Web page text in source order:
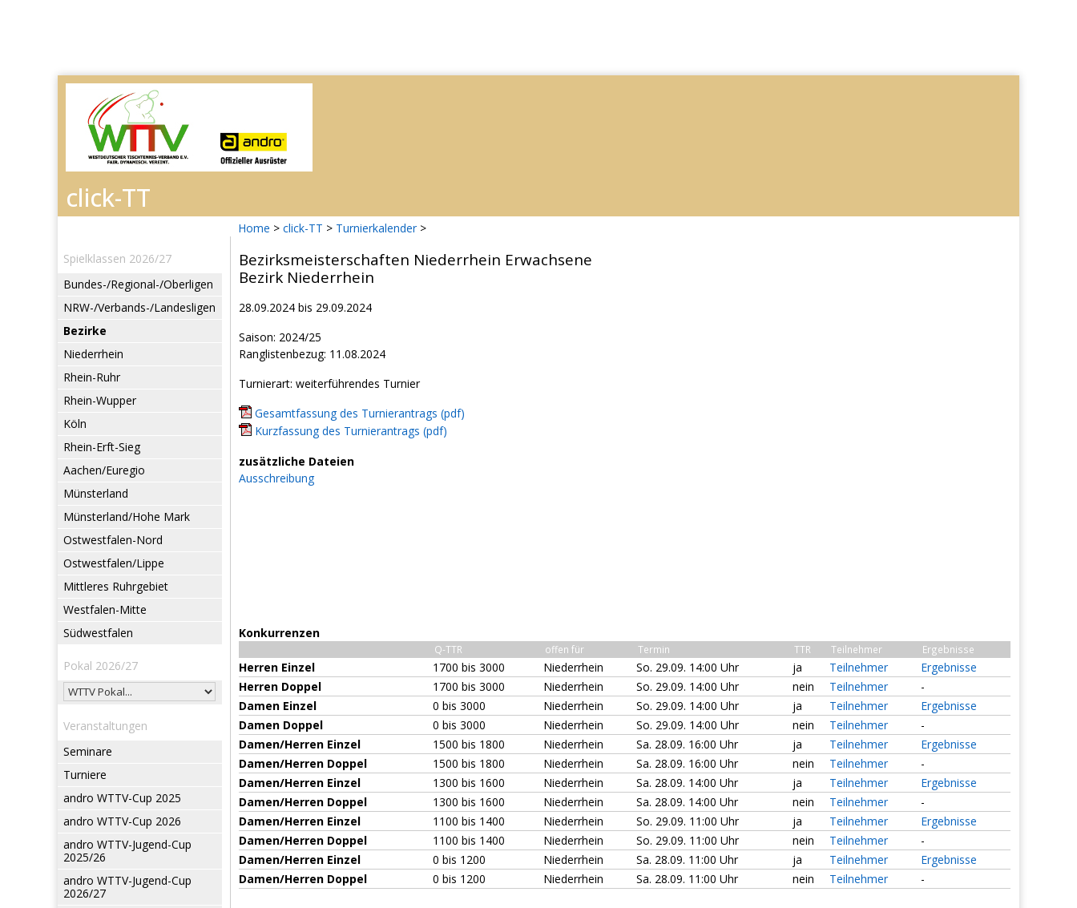
Home > click-TT > Turnierkalender >
Spielklassen 2026/27
Bundes-/Regional-/Oberligen
NRW-/Verbands-/Landesligen
Bezirke
Niederrhein
Rhein-Ruhr
Rhein-Wupper
Köln
Rhein-Erft-Sieg
Aachen/Euregio
Münsterland
Münsterland/Hohe Mark
Ostwestfalen-Nord
Ostwestfalen/Lippe
Mittleres Ruhrgebiet
Westfalen-Mitte
Südwestfalen
Pokal 2026/27
Veranstaltungen
Seminare
Turniere
andro WTTV-Cup 2025
andro WTTV-Cup 2026
andro WTTV-Jugend-Cup
2025/26
andro WTTV-Jugend-Cup
2026/27
Bezirksmeisterschaften Niederrhein Erwachsene
Bezirk Niederrhein
28.09.2024 bis 29.09.2024
Saison: 2024/25
Ranglistenbezug: 11.08.2024
Turnierart: weiterführendes Turnier
Gesamtfassung des Turnierantrags (pdf)
Kurzfassung des Turnierantrags (pdf)
zusätzliche Dateien
Ausschreibung
Konkurrenzen
Q-TTR offen für Termin TTR Teilnehmer Ergebnisse
Herren Einzel 1700 bis 3000 Niederrhein So. 29.09. 14:00 Uhr ja Teilnehmer
Ergebnisse
Herren Doppel
1700 bis 3000 Niederrhein So. 29.09. 14:00 Uhr nein Teilnehmer
-
Damen Einzel
0 bis 3000 Niederrhein So. 29.09. 14:00 Uhr ja Teilnehmer
Ergebnisse
Damen Doppel
0 bis 3000 Niederrhein So. 29.09. 14:00 Uhr nein Teilnehmer
-
Damen/Herren Einzel
1500 bis 1800 Niederrhein Sa. 28.09. 16:00 Uhr ja Teilnehmer
Ergebnisse
Damen/Herren Doppel
1500 bis 1800 Niederrhein Sa. 28.09. 16:00 Uhr nein Teilnehmer
-
Damen/Herren Einzel
1300 bis 1600 Niederrhein Sa. 28.09. 14:00 Uhr ja Teilnehmer
Ergebnisse
Damen/Herren Doppel
1300 bis 1600 Niederrhein Sa. 28.09. 14:00 Uhr nein Teilnehmer
-
Damen/Herren Einzel
1100 bis 1400 Niederrhein So. 29.09. 11:00 Uhr ja Teilnehmer
Ergebnisse
Damen/Herren Doppel
1100 bis 1400 Niederrhein So. 29.09. 11:00 Uhr nein Teilnehmer
-
Damen/Herren Einzel
0 bis 1200 Niederrhein Sa. 28.09. 11:00 Uhr ja Teilnehmer
Ergebnisse
Damen/Herren Doppel
0 bis 1200 Niederrhein Sa. 28.09. 11:00 Uhr nein Teilnehmer -